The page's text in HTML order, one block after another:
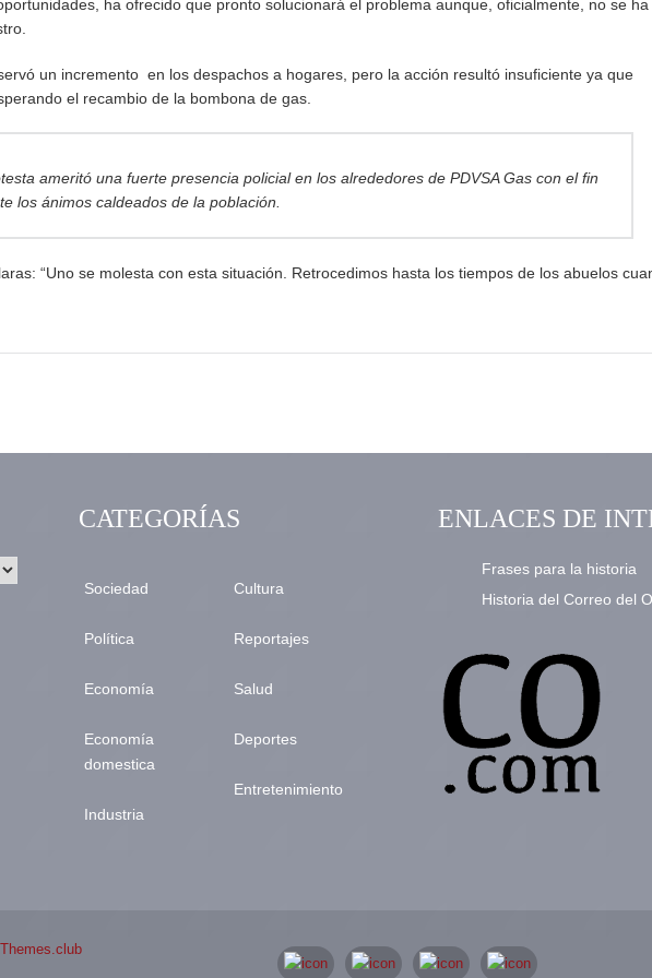
ha ofrecido que pronto solucionará el problema aunque, oficialmente, no se ha
un incremento en los despachos a hogares, pero la acción resultó insuficiente ya que
el recambio de la bombona de gas.
ameritó una fuerte presencia policial en los alrededores de PDVSA Gas con el fin
los ánimos caldeados de la población.
“Uno se molesta con esta situación. Retrocedimos hasta los tiempos de los abuelos
CATEGORÍAS
Sociedad
Política
Economía
Economía
domestica
Industria
Cultura
Reportajes
Salud
Deportes
Entretenimiento
ENLACES DE
Frases para la historia
Historia del Correo del